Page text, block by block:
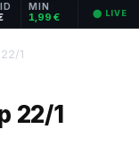
MIN
1,99 € ⬤ LIVE
1
22/1